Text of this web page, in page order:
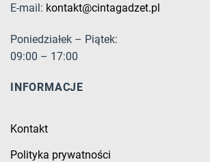
E-mail: kontakt@cintagadzet.pl
Poniedziałek – Piątek:
09:00 – 17:00
INFORMACJE
Kontakt
Polityka prywatności